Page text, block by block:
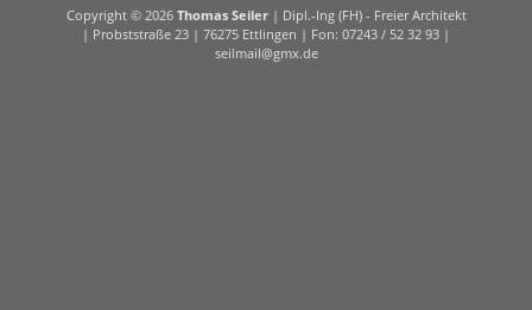
Copyright © 2026 Thomas Seiler| Dipl.-Ing (FH) - Freier Architekt
| Probststraße 23 | 76275 Ettlingen | Fon: 07243 / 52 32 93 |
seilmail@gmx.de